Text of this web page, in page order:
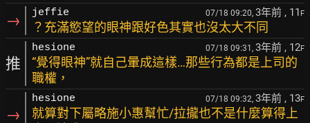
→ jeffie 07/18 09:20, 3年前 , 11 F
？充滿慾望的眼神跟好色其實也沒太大不同
推
hesione 07/18 09:31, 3年前 , 12F
“覺得眼神”就自己暈成這樣…那些行為都是上司的
職權，
→
hesione 07/18 09:32, 3年前 , 13F
就算對下屬略施小惠幫忙/拉攏也不是什麼算得上